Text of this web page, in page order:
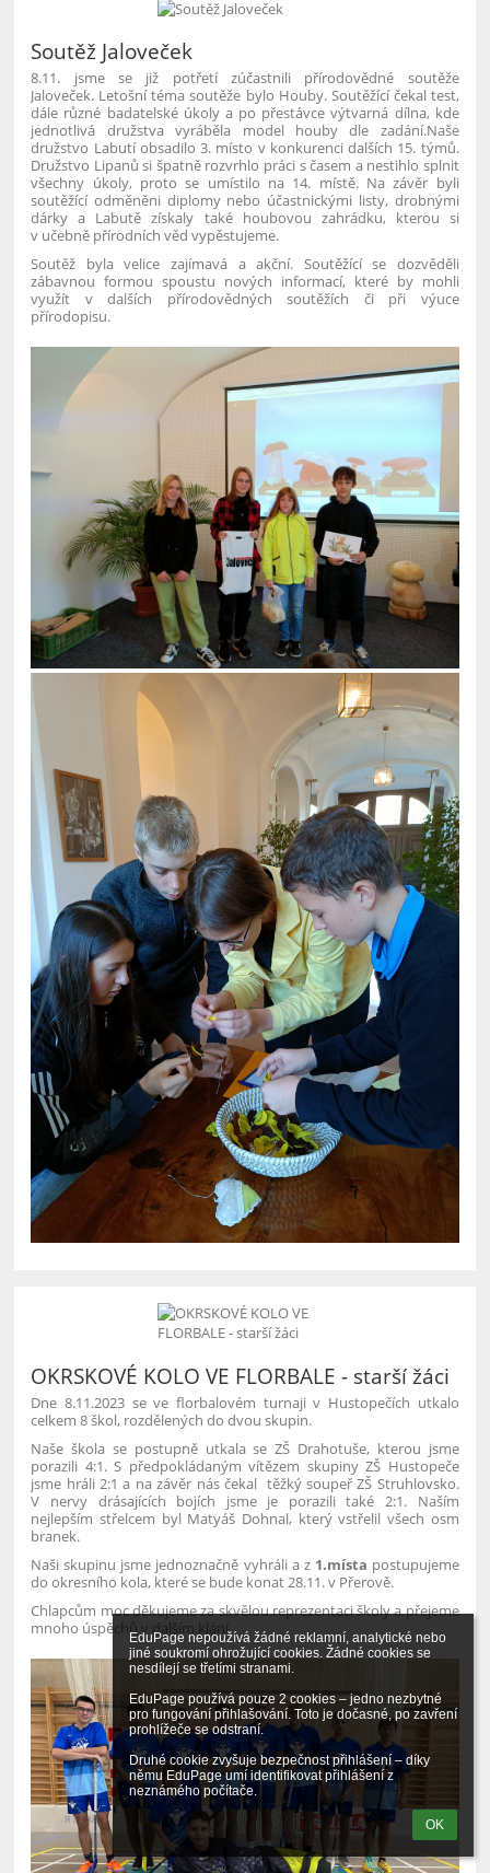
EduPage nepoužívá žádné reklamní, analytické nebo
jiné soukromí ohrožující cookies. Žádné cookies se
nesdílejí se třetími stranami.
EduPage používá pouze 2 cookies – jedno nezbytné
pro fungování přihlašování. Toto je dočasné, po zavření
prohlížeče se odstraní.
Druhé cookie zvyšuje bezpečnost přihlášení – díky
němu EduPage umí identifikovat přihlášení z
neznámého počítače.
OK
Soutěž Jaloveček
8.11. jsme se již potřetí zúčastnili přírodovědné soutěže
Jaloveček. Letošní téma soutěže bylo Houby. Soutěžící čekal test,
dále různé badatelské úkoly a po přestávce výtvarná dílna, kde
jednotlivá družstva vyráběla model houby dle zadání.Naše
družstvo Labutí obsadilo 3. místo v konkurenci dalších 15. týmů.
Družstvo Lipanů si špatně rozvrhlo práci s časem a nestihlo splnit
všechny úkoly, proto se umístilo na 14. místě. Na závěr byli
soutěžící odměněni diplomy nebo účastnickými listy, drobnými
dárky a Labutě získaly také houbovou zahrádku, kterou si
v učebně přírodních věd vypěstujeme.
Soutěž byla velice zajímavá a akční. Soutěžící se dozvěděli
zábavnou formou spoustu nových informací, které by mohli
využít v dalších přírodovědných soutěžích či při výuce
přírodopisu.
OKRSKOVÉ KOLO VE FLORBALE - starší žáci
Dne 8.11.2023 se ve florbalovém turnaji v Hustopečích utkalo
celkem 8 škol, rozdělených do dvou skupin.
Naše škola se postupně utkala se ZŠ Drahotuše, kterou jsme
porazili 4:1. S předpokládaným vítězem skupiny ZŠ Hustopeče
jsme hráli 2:1 a na závěr nás čekal těžký soupeř ZŠ Struhlovsko.
V nervy drásajících bojích jsme je porazili také 2:1. Naším
nejlepším střelcem byl Matyáš Dohnal, který vstřelil všech osm
branek.
Naši skupinu jsme jednoznačně vyhráli a z 1.místa postupujeme
do okresního kola, které se bude konat 28.11. v Přerově.
Chlapcům moc děkujeme za skvělou reprezentaci školy a přejeme
mnoho úspěchů v dalším klání.